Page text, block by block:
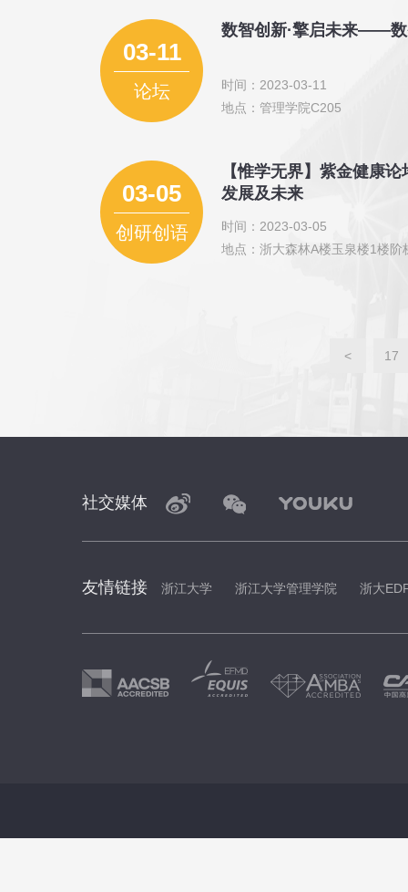
03-11
论坛
数智创新·擎启未来——
时间：2023-03-11
地点：管理学院C205
03-05
创研创语
【惟学无界】紫金健康
发展及未来
时间：2023-03-05
地点：浙大森林A楼玉泉楼1楼
< 17
社交媒体
友情链接 浙江大学 浙江大学管理学院 浙大